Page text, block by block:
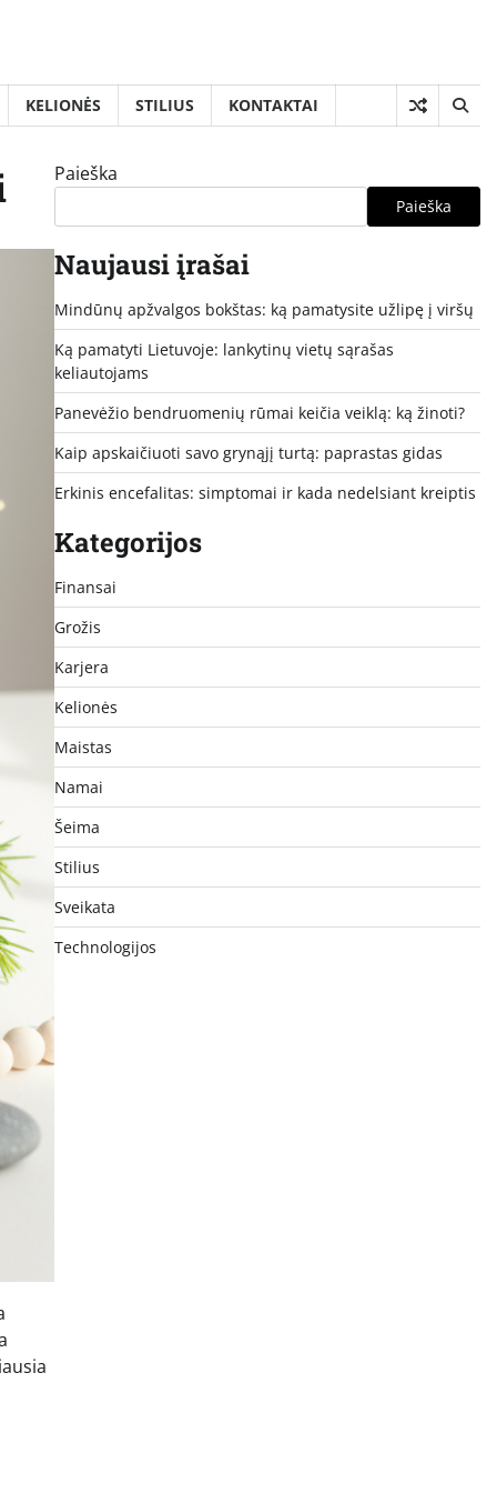
KELIONĖS STILIUS KONTAKTAI
Paieška
Paieška
Naujausi įrašai
Mindūnų apžvalgos bokštas: ką pamatysite užlipę į viršų
Ką pamatyti Lietuvoje: lankytinų vietų sąrašas
keliautojams
Panevėžio bendruomenių rūmai keičia veiklą: ką žinoti?
Kaip apskaičiuoti savo grynąjį turtą: paprastas gidas
Erkinis encefalitas: simptomai ir kada nedelsiant kreiptis
Kategorijos
Finansai
Grožis
Karjera
Kelionės
Maistas
Namai
Šeima
Stilius
Sveikata
Technologijos